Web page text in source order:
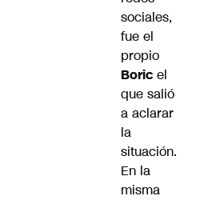
sociales,
fue el
propio
Boric el
que salió
a aclarar
la
situación.
En la
misma